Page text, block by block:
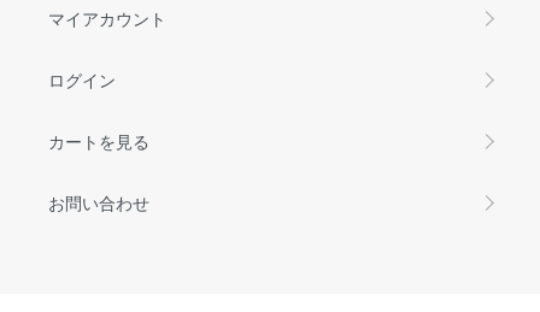
マイアカウント
ログイン
カートを見る
お問い合わせ